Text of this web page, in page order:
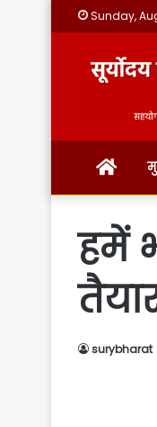
Sunday,
होम
हमें
surybharat